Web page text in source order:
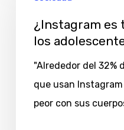
para
adolescentes?
¿Instagram es
los
"Alrededor del 32%
que usan
peor con sus